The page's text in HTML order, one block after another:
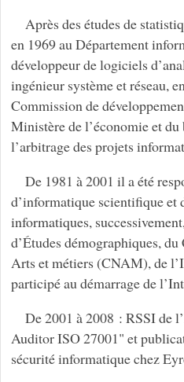
Après des études de
en 1969 au Département
développeur de logiciels
ingénieur système et réseau,
Commission de
Ministère de l’économie et du
l’arbitrage des projets
De 1981 à 2001 il a été
d’informatique scientifique et
informatiques,
d’Études démographiques,
Arts et métiers (CNAM), de
participé au démarrage de
De 2001 à 2008 : RSSI de
Auditor ISO 27001" et
sécurité informatique chez